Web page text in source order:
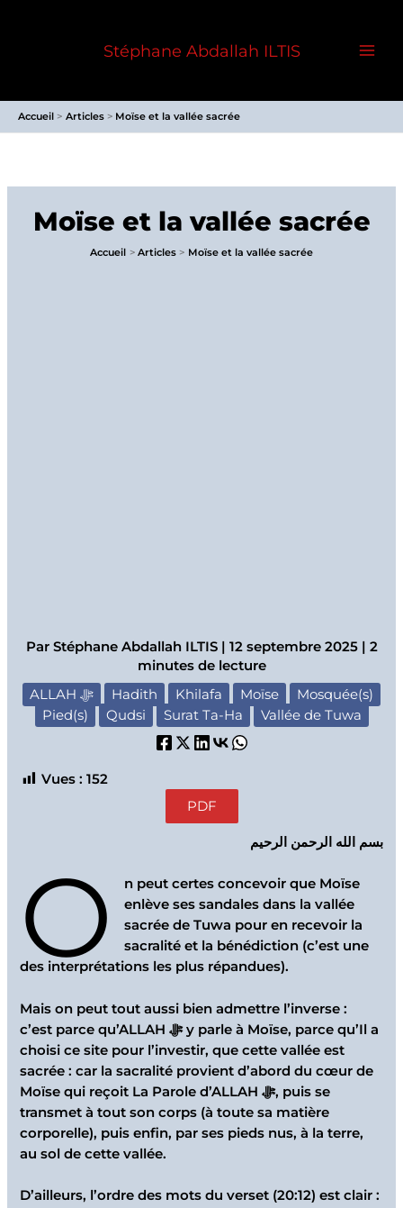
Stéphane Abdallah ILTIS
Accueil Articles Moïse et la vallée sacrée
Moïse et la vallée sacrée
Accueil Articles Moïse et la vallée sacrée
Par Stéphane Abdallah ILTIS 12 septembre 2025
2
minutes de lecture
ALLAH ﷻ
Hadith Khilafa Moïse
Mosquée(s)
Pied(s)
Qudsi Surat Ta-Ha Vallée de Tuwa
Vues : 152
PDF
بسم الله الرحمن الرحيم
O
n peut certes concevoir que Moïse
enlève ses sandales dans la vallée
sacrée de Tuwa pour en recevoir la
sacralité et la bénédiction (c’est une
des interprétations les plus répandues).
Mais on peut tout aussi bien admettre l’inverse :
c’est parce qu’ALLAH ﷻ y parle à Moïse, parce qu’Il a
choisi ce site pour l’investir, que cette vallée est
sacrée : car la sacralité provient d’abord du cœur de
Moïse qui reçoit La Parole d’ALLAH ﷻ, puis se
transmet à tout son corps (à toute sa matière
corporelle), puis enfin, par ses pieds nus, à la terre,
au sol de cette vallée.
D’ailleurs, l’ordre des mots du verset (20:12) est clair :